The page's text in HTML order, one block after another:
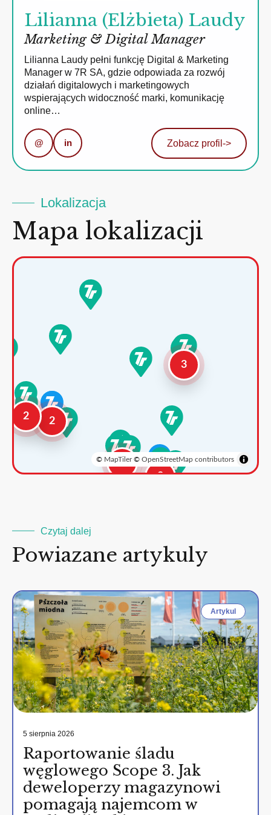
Lilianna (Elżbieta) Laudy
Marketing & Digital Manager
Lilianna Laudy pełni funkcję Digital & Marketing
Manager w 7R SA, gdzie odpowiada za rozwój
działań digitalowych i marketingowych
wspierających widoczność marki, komunikację
online…
@ in Zobacz profil ->
Lokalizacja
Mapa lokalizacji
2
2
3
2
3
© MapTiler© OpenStreetMap contributors
Czytaj dalej
Powiazane artykuly
Artykul
5 sierpnia 2026
Raportowanie śladu
węglowego Scope 3. Jak
deweloperzy magazynowi
pomagają najemcom w